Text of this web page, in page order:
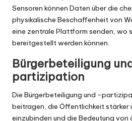
Sensoren können Daten über die
physikalische Beschaffenheit von
eine zentrale Plattform senden, wo
bereitgestellt werden können.
Bürgerbeteiligung
partizipation
Die Bürgerbeteiligung und -
beitragen, die Öffentlichkeit
einzubinden und die Bedeutung